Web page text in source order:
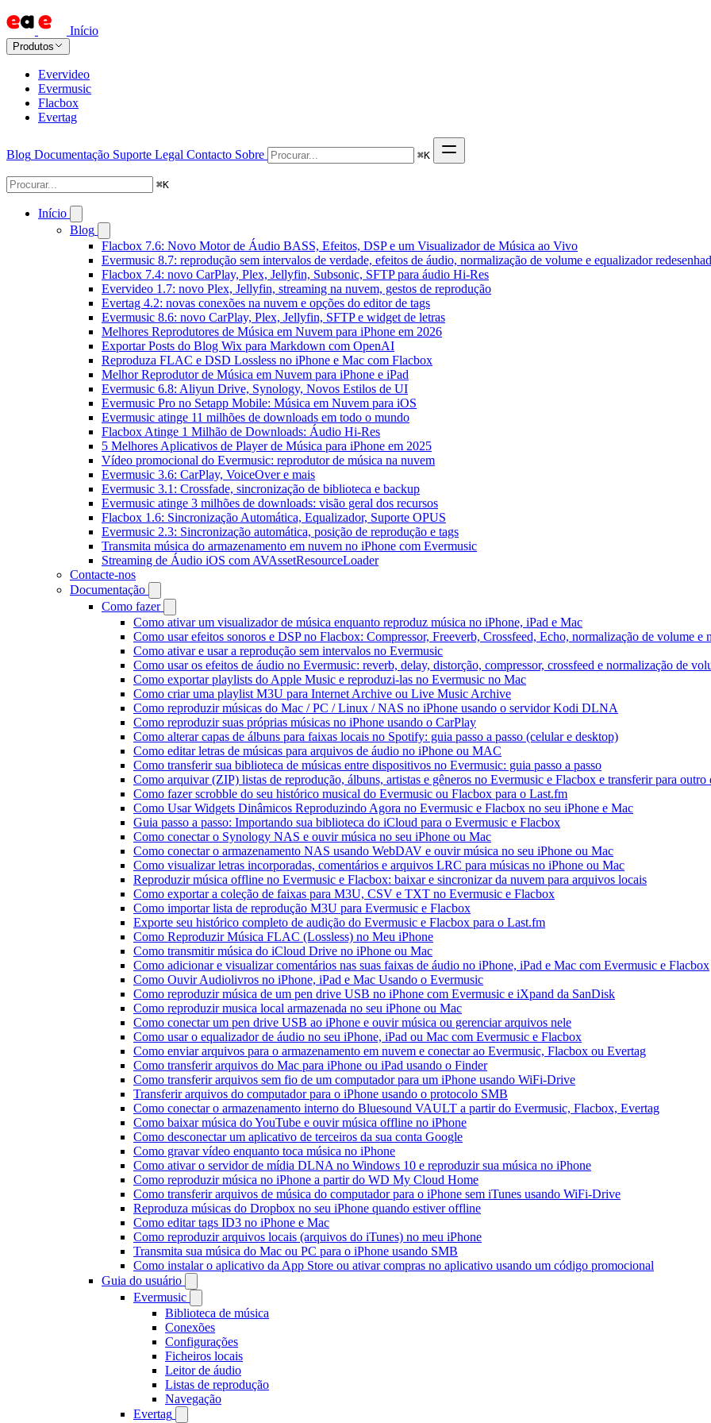
Início
Produtos
Evervideo
Evermusic
Flacbox
Evertag
Blog Documentação Suporte Legal Contacto Sobre ⌘K
⌘K
Início
Blog
Flacbox 7.6: Novo Motor de Áudio BASS, Efeitos, DSP e um Visualizador de Música ao Vivo
Evermusic 8.7: reprodução sem intervalos de verdade, efeitos de áudio, normalização de volume e equalizador
Flacbox 7.4: novo CarPlay, Plex, Jellyfin, Subsonic, SFTP para áudio Hi-Res
Evervideo 1.7: novo Plex, Jellyfin, streaming na nuvem, gestos de reprodução
Evertag 4.2: novas conexões na nuvem e opções do editor de tags
Evermusic 8.6: novo CarPlay, Plex, Jellyfin, SFTP e widget de letras
Melhores Reprodutores de Música em Nuvem para iPhone em 2026
Exportar Posts do Blog Wix para Markdown com OpenAI
Reproduza FLAC e DSD Lossless no iPhone e Mac com Flacbox
Melhor Reprodutor de Música em Nuvem para iPhone e iPad
Evermusic 6.8: Aliyun Drive, Synology, Novos Estilos de UI
Evermusic Pro no Setapp Mobile: Música em Nuvem para iOS
Evermusic atinge 11 milhões de downloads em todo o mundo
Flacbox Atinge 1 Milhão de Downloads: Áudio Hi-Res
5 Melhores Aplicativos de Player de Música para iPhone em 2025
Vídeo promocional do Evermusic: reprodutor de música na nuvem
Evermusic 3.6: CarPlay, VoiceOver e mais
Evermusic 3.1: Crossfade, sincronização de biblioteca e backup
Evermusic atinge 3 milhões de downloads: visão geral dos recursos
Flacbox 1.6: Sincronização Automática, Equalizador, Suporte OPUS
Evermusic 2.3: Sincronização automática, posição de reprodução e tags
Transmita música do armazenamento em nuvem no iPhone com Evermusic
Streaming de Áudio iOS com AVAssetResourceLoader
Contacte-nos
Documentação
Como fazer
Como ativar um visualizador de música enquanto reproduz música no iPhone, iPad e Mac
Como usar efeitos sonoros e DSP no Flacbox: Compressor, Freeverb, Crossfeed, Echo, normalização de volume e
Como ativar e usar a reprodução sem intervalos no Evermusic
Como usar os efeitos de áudio no Evermusic: reverb, delay, distorção, compressor, crossfeed e normalização de
Como exportar playlists do Apple Music e reproduzi-las no Evermusic no Mac
Como criar uma playlist M3U para Internet Archive ou Live Music Archive
Como reproduzir músicas do Mac / PC / Linux / NAS no iPhone usando o servidor Kodi DLNA
Como reproduzir suas próprias músicas no iPhone usando o CarPlay
Como alterar capas de álbuns para faixas locais no Spotify: guia passo a passo (celular e desktop)
Como editar letras de músicas para arquivos de áudio no iPhone ou MAC
Como transferir sua biblioteca de músicas entre dispositivos no Evermusic: guia passo a passo
Como arquivar (ZIP) listas de reprodução, álbuns, artistas e gêneros no Evermusic e Flacbox e transferir para
Como fazer scrobble do seu histórico musical do Evermusic ou Flacbox para o Last.fm
Como Usar Widgets Dinâmicos Reproduzindo Agora no Evermusic e Flacbox no seu iPhone e Mac
Guia passo a passo: Importando sua biblioteca do iCloud para o Evermusic e Flacbox
Como conectar o Synology NAS e ouvir música no seu iPhone ou Mac
Como conectar o armazenamento NAS usando WebDAV e ouvir música no seu iPhone ou Mac
Como visualizar letras incorporadas, comentários e arquivos LRC para músicas no iPhone ou Mac
Reproduzir música offline no Evermusic e Flacbox: baixar e sincronizar da nuvem para arquivos locais
Como exportar a coleção de faixas para M3U, CSV e TXT no Evermusic e Flacbox
Como importar lista de reprodução M3U para Evermusic e Flacbox
Exporte seu histórico completo de audição do Evermusic e Flacbox para o Last.fm
Como Reproduzir Música FLAC (Lossless) no Meu iPhone
Como transmitir música do iCloud Drive no iPhone ou Mac
Como adicionar e visualizar comentários nas suas faixas de áudio no iPhone, iPad e Mac com Evermusic e Flacbox
Como Ouvir Audiolivros no iPhone, iPad e Mac Usando o Evermusic
Como reproduzir música de um pen drive USB no iPhone com Evermusic e iXpand da SanDisk
Como reproduzir musica local armazenada no seu iPhone ou Mac
Como conectar um pen drive USB ao iPhone e ouvir música ou gerenciar arquivos nele
Como usar o equalizador de áudio no seu iPhone, iPad ou Mac com Evermusic e Flacbox
Como enviar arquivos para o armazenamento em nuvem e conectar ao Evermusic, Flacbox ou Evertag
Como transferir arquivos do Mac para iPhone ou iPad usando o Finder
Como transferir arquivos sem fio de um computador para um iPhone usando WiFi-Drive
Transferir arquivos do computador para o iPhone usando o protocolo SMB
Como conectar o armazenamento interno do Bluesound VAULT a partir do Evermusic, Flacbox, Evertag
Como baixar música do YouTube e ouvir música offline no iPhone
Como desconectar um aplicativo de terceiros da sua conta Google
Como gravar vídeo enquanto toca música no iPhone
Como ativar o servidor de mídia DLNA no Windows 10 e reproduzir sua música no iPhone
Como reproduzir música no iPhone a partir do WD My Cloud Home
Como transferir arquivos de música do computador para o iPhone sem iTunes usando WiFi-Drive
Reproduza músicas do Dropbox no seu iPhone quando estiver offline
Como editar tags ID3 no iPhone e Mac
Como reproduzir arquivos locais (arquivos do iTunes) no meu iPhone
Transmita sua música do Mac ou PC para o iPhone usando SMB
Como instalar o aplicativo da App Store ou ativar compras no aplicativo usando um código promocional
Guia do usuário
Evermusic
Biblioteca de música
Conexões
Configurações
Ficheiros locais
Leitor de áudio
Listas de reprodução
Navegação
Evertag